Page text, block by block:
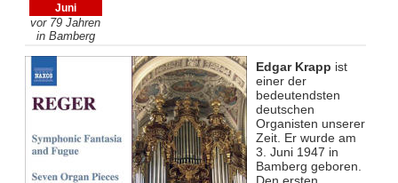
Juni
vor 79 Jahren
in Bamberg
Edgar Krapp ist
einer der
bedeutendsten
deutschen
Organisten unserer
Zeit. Er wurde am
3. Juni 1947 in
Bamberg geboren.